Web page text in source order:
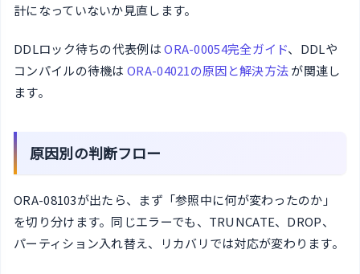
計になっていないか見直します。
DDLロック待ちの代表例はORA-00054完全ガイド、DDLや
コンパイルの待機はORA-04021の原因と解決方法が関連し
ます。
原因別の判断フロー
ORA-08103が出たら、まず「参照中に何が変わったのか」
を切り分けます。同じエラーでも、TRUNCATE、DROP、
パーティション入れ替え、リカバリでは対応が変わります。